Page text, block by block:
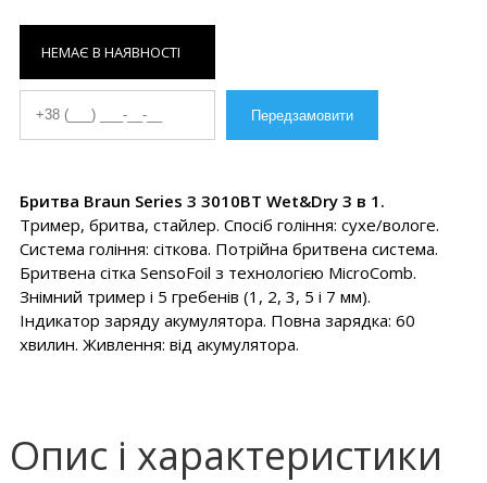
НЕМАЄ В НАЯВНОСТІ
Бритва Braun Series 3 3010BT Wet&Dry 3 в 1.
Тример, бритва, стайлер. Спосіб гоління: сухе/вологе.
Система гоління: сіткова. Потрійна бритвена система.
Бритвена сітка SensoFoil з технологією MicroComb.
Знімний тример і 5 гребенів (1, 2, 3, 5 і 7 мм).
Індикатор заряду акумулятора. Повна зарядка: 60
хвилин. Живлення: від акумулятора.
Опис і характеристики